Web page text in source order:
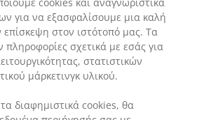
/
UBBERUP
διάφορα
21,50€ /
Προηγούμενη
τιμή: 22,50€ /
Ø50xΥ40
διάφορα
25€
τιμή: 30€ /τμχ
για να εξασφαλίσουμε μια καλή
επίσκεψη στον ιστότοπό μας. Τα
σχετικά με εσάς για
στατιστικών
μάρκετινγκ υλικού.
διαφημιστικά cookies, θα